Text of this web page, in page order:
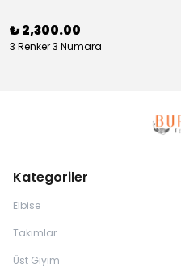
₺ 2,300.00
3 Renker 3 Numara
Kategoriler
Elbise
Takımlar
Üst Giyim